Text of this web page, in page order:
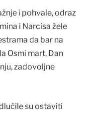
i pohvale, odraz
i Narcisa žele
da bar na
Osmi mart, Dan
zadovoljne
su ostaviti